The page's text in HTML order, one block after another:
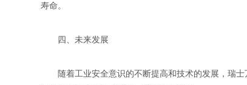
寿命。
四、未来发展
随着工业安全意识的不断提高和技术的发展，瑞士